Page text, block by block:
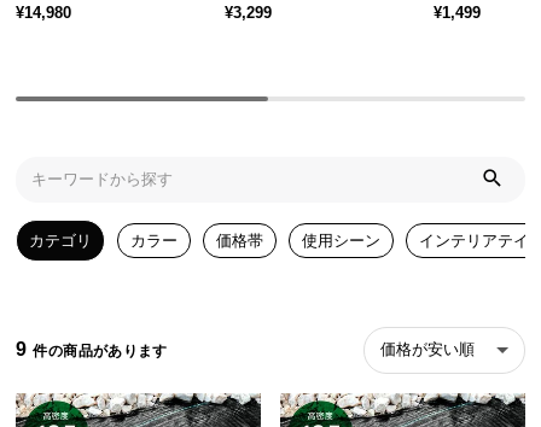
キ
テ
ら
す
¥14,980
¥3,299
¥1,499
カテゴリ カラー 価格帯 使用シーン インテリアテイ
9 価格が安い順